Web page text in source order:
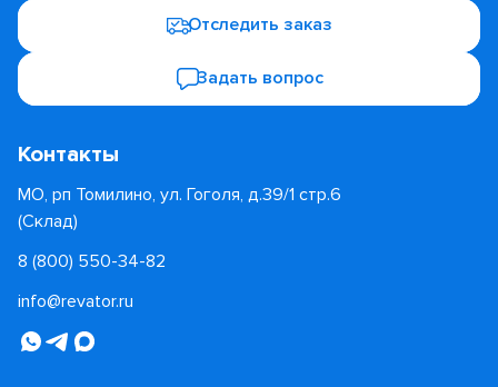
Отследить заказ
Задать вопрос
Контакты
МО, рп Томилино, ул. Гоголя, д.39/1 стр.6
(Склад)
8 (800) 550-34-82
info@revator.ru